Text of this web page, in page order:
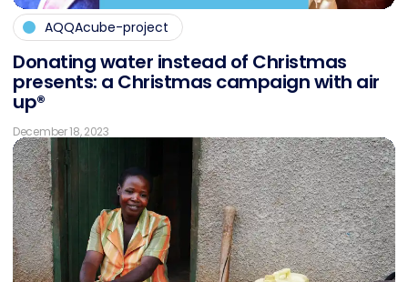
AQQAcube-project
Do­na­ting wa­ter in­s­tead of Christ­mas
pres­ents: a Christ­mas cam­pai­gn with air
up®
December 18, 2023